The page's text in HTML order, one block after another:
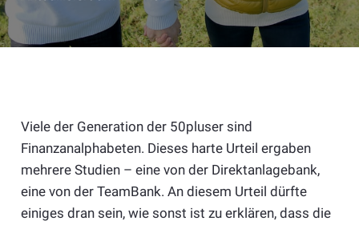
Viele der Generation der 50pluser sind
Finanzanalphabeten. Dieses harte Urteil ergaben
mehrere Studien – eine von der Direktanlagebank,
eine von der TeamBank. An diesem Urteil dürfte
einiges dran sein, wie sonst ist zu erklären, dass die